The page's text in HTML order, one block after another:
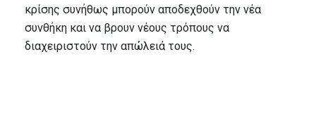
κρίσης συνήθως μπορούν αποδεχθούν την νέα
συνθήκη και να βρουν νέους τρόπους να
διαχειριστούν την απώλειά τους.